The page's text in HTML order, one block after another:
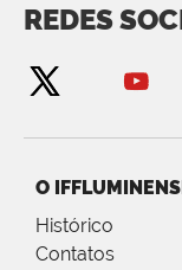
REDES
O
Histórico
Contatos